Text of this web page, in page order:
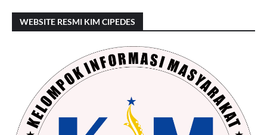
WEBSITE RESMI KIM CIPEDES